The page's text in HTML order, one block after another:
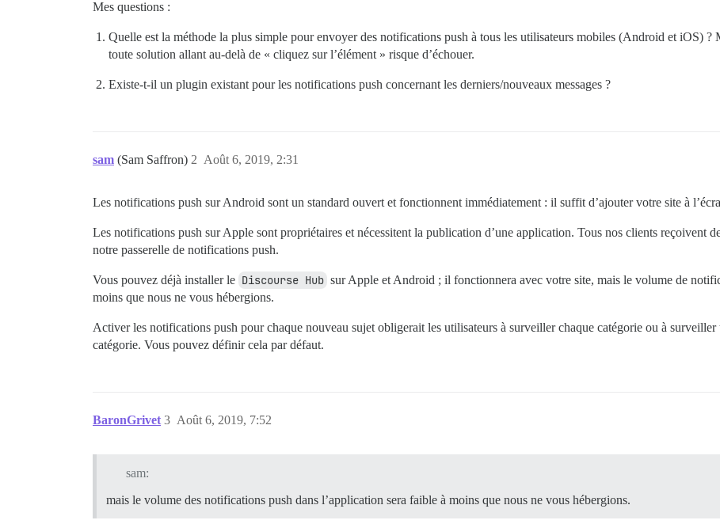
Mes questions :
Quelle est la méthode la plus simple pour envoyer des notifications push à tous les utilisateurs mobiles (Android et iOS) ?
toute solution allant au-delà de « cliquez sur l’élément » risque d’échouer.
Existe-t-il un plugin existant pour les notifications push concernant les derniers/nouveaux messages ?
sam (Sam Saffron) Août 6, 2019, 2:31
2
Les notifications push sur Android sont un standard ouvert et fonctionnent immédiatement : il suffit d’ajouter votre site à
Les notifications push sur Apple sont propriétaires et nécessitent la publication d’une application. Tous nos clients reçoivent
notre passerelle de notifications push.
Vous pouvez déjà installer le Discourse Hub sur Apple et Android ; il fonctionnera avec votre site, mais le volume de
moins que nous ne vous hébergions.
Activer les notifications push pour chaque nouveau sujet obligerait les utilisateurs à surveiller chaque catégorie ou à surveiller
catégorie. Vous pouvez définir cela par défaut.
BaronGrivet Août 6, 2019, 7:52
3
sam:
mais le volume des notifications push dans l’application sera faible à moins que nous ne vous hébergions.